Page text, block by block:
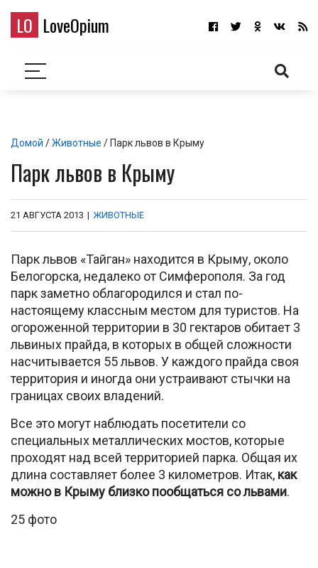
LO LoveOpium
Домой /Животные / Парк львов в Крыму
Парк львов в Крыму
21 АВГУСТА 2013 | ЖИВОТНЫЕ
Парк львов «Тайган» находится в Крыму, около
Белогорска, недалеко от Симферополя. За год
парк заметно облагородился и стал по-
настоящему классным местом для туристов. На
огороженной территории в 30 гектаров обитает 3
львиных прайда, в которых в общей сложности
насчитывается 55 львов. У каждого прайда своя
территория и иногда они устраивают стычки на
границах своих владений.
Все это могут наблюдать посетители со
специальных металлических мостов, которые
проходят над всей территорией парка. Общая их
длина составляет более 3 километров. Итак, как
можно в Крыму близко пообщаться со львами.
25 фото